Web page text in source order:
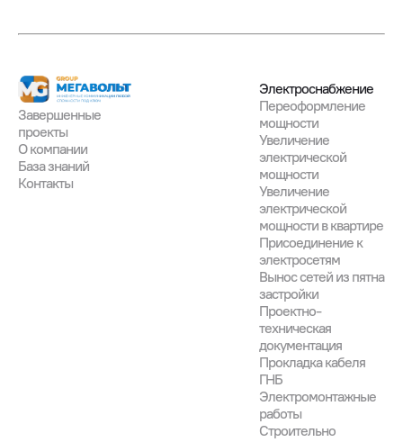
Завершенные
проекты
О компании
База знаний
Контакты
Электроснабжение
Переоформление
мощности
Увеличение
электрической
мощности
Увеличение
электрической
мощности в квартире
Присоединение к
электросетям
Вынос сетей из пятна
застройки
Проектно-
техническая
документация
Прокладка кабеля
ГНБ
Электромонтажные
работы
Строительно